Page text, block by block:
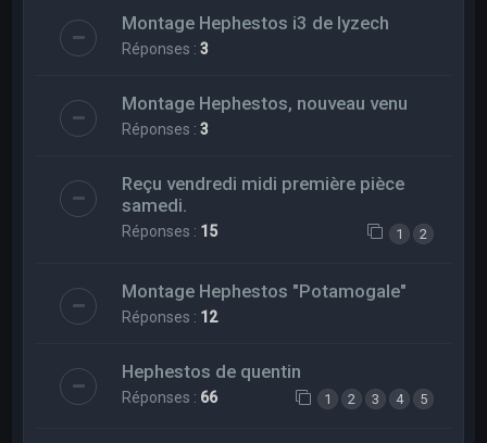
Montage Hephestos i3 de lyzech
Réponses :3
Montage Hephestos, nouveau venu
Réponses :3
Reçu vendredi midi première pièce
samedi.
Réponses : 15 1 2
Montage Hephestos "Potamogale"
Réponses : 12
Hephestos de quentin
Réponses : 66 1 2 3 4 5